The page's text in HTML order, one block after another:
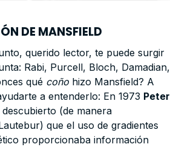
DE MANSFIELD
querido lector, te puede surgir
Rabi, Purcell, Bloch, Damadian,
qué coño hizo Mansfield? A
a entenderlo: En 1973 Peter
descubierto (de manera
que el uso de gradientes
proporcionaba información